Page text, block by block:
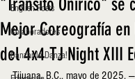
English Posts
Colaboradores
Danzar la Danza!
"Tránsito Onírico" se
Mejor Coreografía
del 4x4 TJ Night XIII
Tijuana, B.C., mayo de 2025.